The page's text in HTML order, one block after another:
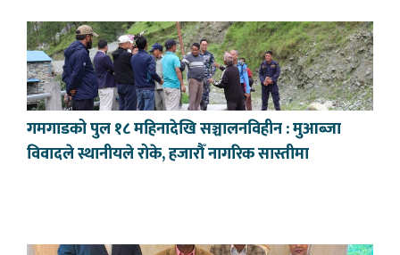
गमगाडको पुल १८ महिनादेखि सञ्चालनविहीन : मुआब्जा
विवादले स्थानीयले रोके, हजारौँ नागरिक सास्तीमा